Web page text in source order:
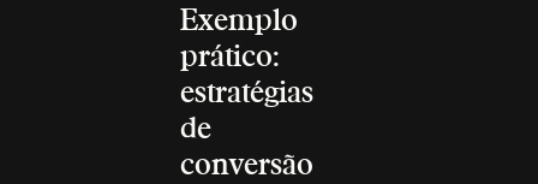
Exemplo
prático:
estratégias
de
conversão